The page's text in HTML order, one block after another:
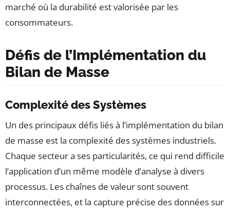
marché où la durabilité est valorisée par les
consommateurs.
Défis de l’Implémentation du
Bilan de Masse
Complexité des Systèmes
Un des principaux défis liés à l’implémentation du bilan
de masse est la complexité des systèmes industriels.
Chaque secteur a ses particularités, ce qui rend difficile
l’application d’un même modèle d’analyse à divers
processus. Les chaînes de valeur sont souvent
interconnectées, et la capture précise des données sur